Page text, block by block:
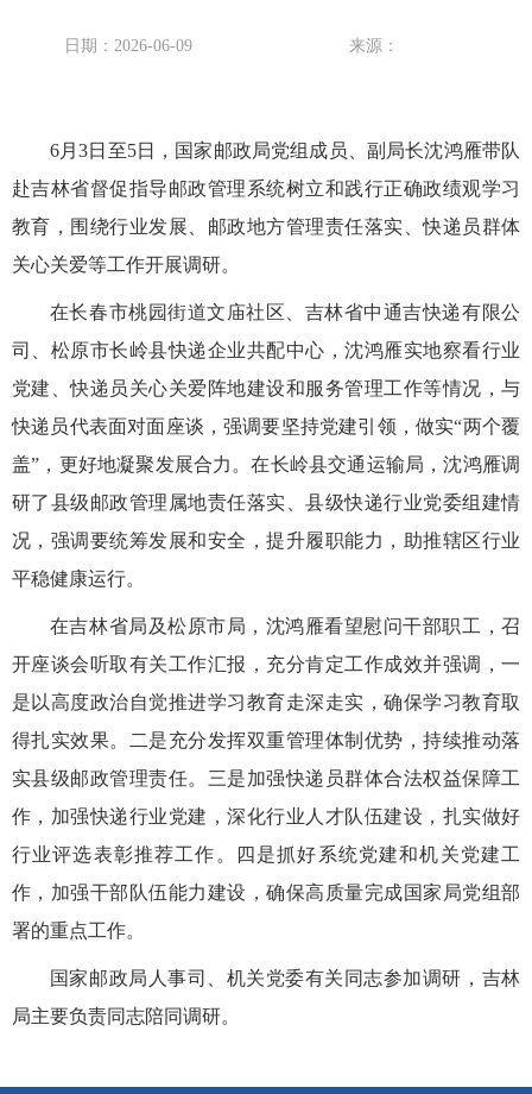
日期：2026-06-09 来源：
6月3日至5日，国家邮政局党组成员、副局长沈鸿雁带队
赴吉林省督促指导邮政管理系统树立和践行正确政绩观学习
教育，围绕行业发展、邮政地方管理责任落实、快递员群体
关心关爱等工作开展调研。
在长春市桃园街道文庙社区、吉林省中通吉快递有限公
司、松原市长岭县快递企业共配中心，沈鸿雁实地察看行业
党建、快递员关心关爱阵地建设和服务管理工作等情况，与
快递员代表面对面座谈，强调要坚持党建引领，做实“两个覆
盖”，更好地凝聚发展合力。在长岭县交通运输局，沈鸿雁调
研了县级邮政管理属地责任落实、县级快递行业党委组建情
况，强调要统筹发展和安全，提升履职能力，助推辖区行业
平稳健康运行。
在吉林省局及松原市局，沈鸿雁看望慰问干部职工，召
开座谈会听取有关工作汇报，充分肯定工作成效并强调，一
是以高度政治自觉推进学习教育走深走实，确保学习教育取
得扎实效果。二是充分发挥双重管理体制优势，持续推动落
实县级邮政管理责任。三是加强快递员群体合法权益保障工
作，加强快递行业党建，深化行业人才队伍建设，扎实做好
行业评选表彰推荐工作。四是抓好系统党建和机关党建工
作，加强干部队伍能力建设，确保高质量完成国家局党组部
署的重点工作。
国家邮政局人事司、机关党委有关同志参加调研，吉林
局主要负责同志陪同调研。